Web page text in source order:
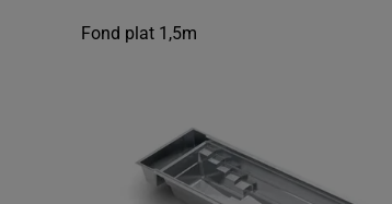
Fond plat 1,5m